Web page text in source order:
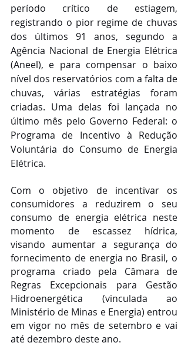
período crítico de estiagem,
registrando o pior regime de chuvas
dos últimos 91 anos, segundo a
Agência Nacional de Energia Elétrica
(Aneel), e para compensar o baixo
nível dos reservatórios com a falta de
chuvas, várias estratégias foram
criadas. Uma delas foi lançada no
último mês pelo Governo Federal: o
Programa de Incentivo à Redução
Voluntária do Consumo de Energia
Elétrica.
Com o objetivo de incentivar os
consumidores a reduzirem o seu
consumo de energia elétrica neste
momento de escassez hídrica,
visando aumentar a segurança do
fornecimento de energia no Brasil, o
programa criado pela Câmara de
Regras Excepcionais para Gestão
Hidroenergética (vinculada ao
Ministério de Minas e Energia) entrou
em vigor no mês de setembro e vai
até dezembro deste ano.